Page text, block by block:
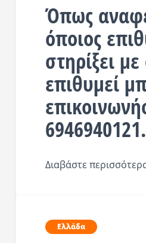
Όπως
όποιος
στηρίξει
επιθυμεί
6946940121.
Διαβάστε
Ελλάδα